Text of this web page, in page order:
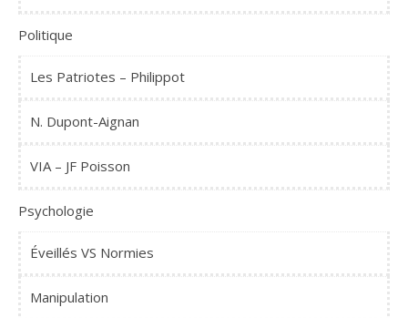
Politique
Les Patriotes – Philippot
N. Dupont-Aignan
VIA – JF Poisson
Psychologie
Éveillés VS Normies
Manipulation